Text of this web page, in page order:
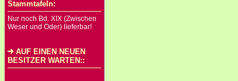
Stammtafeln:
Nur noch Bd. XIX (Zwischen
Weser und Oder) lieferbar!
AUF EINEN NEUEN
BESITZER WARTEN::